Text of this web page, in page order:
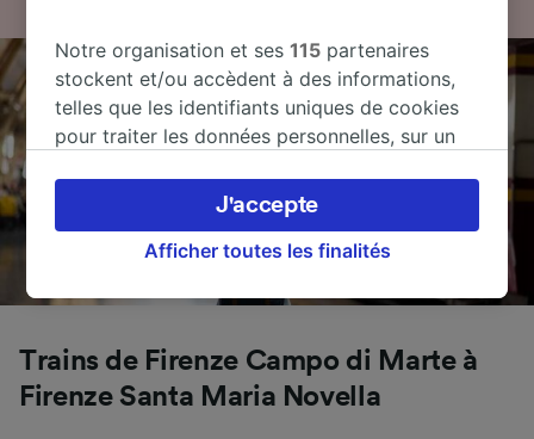
Trains de Firenze Campo di Marte à
Firenze Santa Maria Novella
Notre organisation et ses115 partenaires
stockent et/ou accèdent à des informations,
telles que les identifiants uniques de cookies
pour traiter les données personnelles, sur un
préférences, notamment en exerçant votre
droit d’opposition à l’intérêt légitime, en
cliquant ci-dessous ou à tout moment sur la
préférences seront signalées à nos partenaires
Vos données ne seront pas utilisées à des fins
de traçage si vous nous avez demandé de ne
Afficher toutes les finalités
J'accepte